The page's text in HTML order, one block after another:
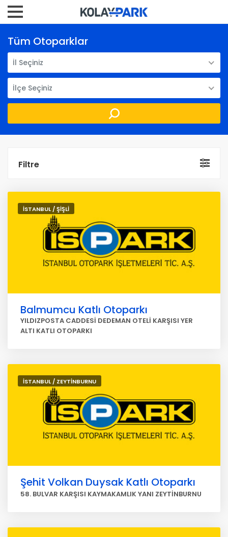
Tüm Otoparklar
İl Seçiniz
İlçe Seçiniz
Filtre
İSTANBUL / ŞİŞLİ
Balmumcu Katlı Otoparkı
YILDIZPOSTA CADDESİ DEDEMAN OTELİ KARŞISI YER
ALTI KATLI OTOPARKI
İSTANBUL / ZEYTİNBURNU
Şehit Volkan Duysak Katlı Otoparkı
58. BULVAR KARŞISI KAYMAKAMLIK YANI ZEYTİNBURNU